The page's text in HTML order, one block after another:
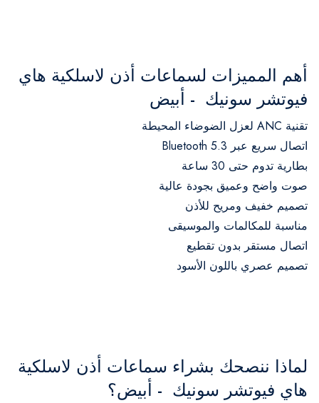
أهم المميزات لسماعات أذن لاسلكية هاي
فيوتشر سونيك - أبيض
تقنية ANC لعزل الضوضاء المحيطة
اتصال سريع عبر Bluetooth 5.3
بطارية تدوم حتى 30 ساعة
صوت واضح وعميق بجودة عالية
تصميم خفيف ومريح للأذن
مناسبة للمكالمات والموسيقى
اتصال مستقر بدون تقطيع
تصميم عصري باللون الأسود
لماذا ننصحك بشراء سماعات أذن لاسلكية
هاي فيوتشر سونيك - أبيض؟